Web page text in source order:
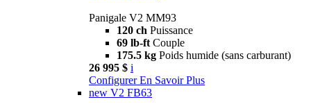
Panigale V2 MM93
120 ch Puissance
69 lb-ft Couple
175.5 kg Poids humide (sans carburant)
26 995 $ i
Configurer En Savoir Plus
new V2 FB63